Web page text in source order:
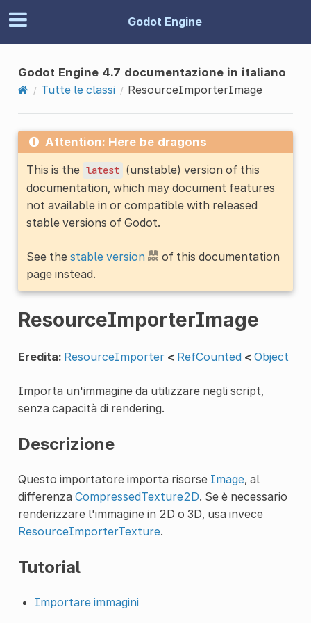
Godot Engine
Godot Engine 4.7 documentazione in italiano
Tutte le classi
ResourceImporterImage
Attention: Here be dragons
This is the latest (unstable) version of this
documentation, which may document features
not available in or compatible with released
stable versions of Godot.
See the stable version
of this documentation
page instead.
ResourceImporterImage
Eredita: ResourceImporter < RefCounted < Object
Importa un'immagine da utilizzare negli script,
senza capacità di rendering.
Descrizione
Questo importatore importa risorse Image, al
differenza CompressedTexture2D. Se è necessario
renderizzare l'immagine in 2D o 3D, usa invece
ResourceImporterTexture.
Tutorial
Importare immagini